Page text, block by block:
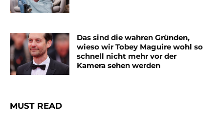
Das sind die wahren Gründen,
wieso wir Tobey Maguire wohl so
schnell nicht mehr vor der
Kamera sehen werden
MUST READ